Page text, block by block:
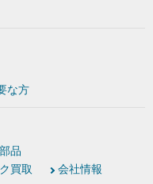
な方
品
買取 会社情報